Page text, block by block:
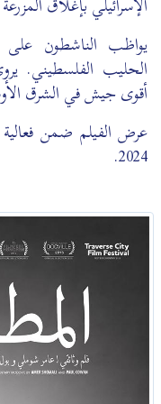
يواظب الناشطون على
الحليب الفلسطيني.
أقوى جيش في الشرق الأوسط
2024.